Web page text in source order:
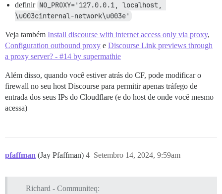
definir NO_PROXY='127.0.0.1, localhost,
\u003cinternal-network\u003e'
Veja também Install discourse with internet access only via proxy,
Configuration outbound proxy e Discourse Link previews through
a proxy server? - #14 by supermathie
Além disso, quando você estiver atrás do CF, pode modificar o
firewall no seu host Discourse para permitir apenas tráfego de
entrada dos seus IPs do Cloudflare (e do host de onde você mesmo
acessa)
pfaffman (Jay Pfaffman) Setembro 14, 2024, 9:59am
4
Richard - Communiteq: